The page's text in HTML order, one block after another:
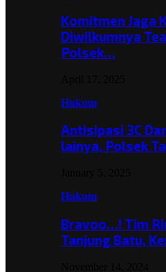
Komitmen Jaga
Diwilkumnya
Polsek…
Hukum
Antisipasi 3C
lainya, Polsek
Hukum
Bravoo…! Tim
Tanjung Batu,